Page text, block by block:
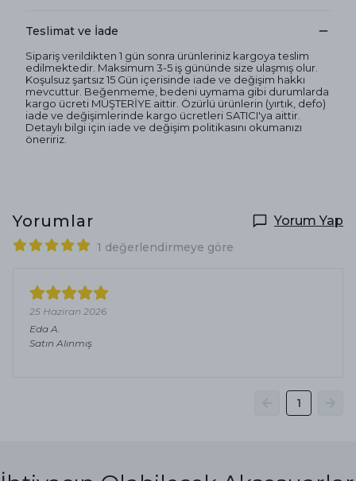
Teslimat ve İade
Sipariş verildikten 1 gün sonra ürünleriniz kargoya teslim
edilmektedir. Maksimum 3-5 iş gününde size ulaşmış olur.
Koşulsuz şartsız 15 Gün içerisinde iade ve değişim hakkı
mevcuttur. Beğenmeme, bedeni uymama gibi durumlarda
kargo ücreti MÜŞTERİYE aittir. Özürlü ürünlerin (yırtık, defo)
iade ve değişimlerinde kargo ücretleri SATICI'ya aittir.
Detaylı bilgi için iade ve değişim politikasını okumanızı
öneririz.
Yorumlar Yorum Yap
1 değerlendirmeye göre
25 Haziran 2026
Eda A.
Satın Alınmış
1